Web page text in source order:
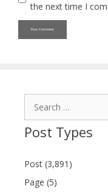
the next time I
Post Types
Post (3,891)
Page (5)